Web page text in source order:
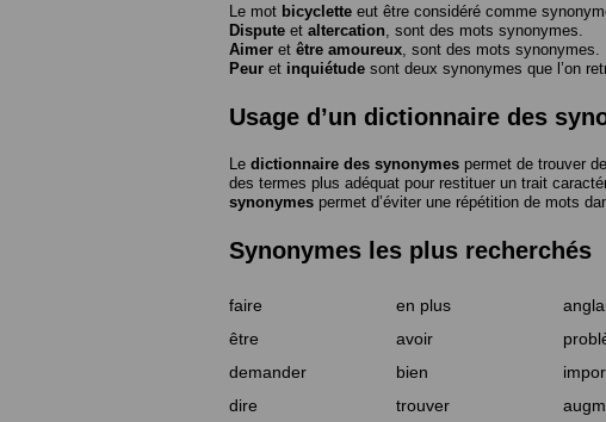
Le mot bicyclette eut être considéré comme
Dispute et altercation , sont des mots synonymes.
Aimer et être amoureux , sont des mots synonymes.
Peur et inquiétude sont deux synonymes que l’on
Usage d’un dictionnaire des
Le dictionnaire des synonymes permet de trouver
des termes plus adéquat pour restituer un trait
synonymes permet d’éviter une répétition de mots
Synonymes les plus recherchés
faire en plus
être
avoir
demander
bien
dire
trouver